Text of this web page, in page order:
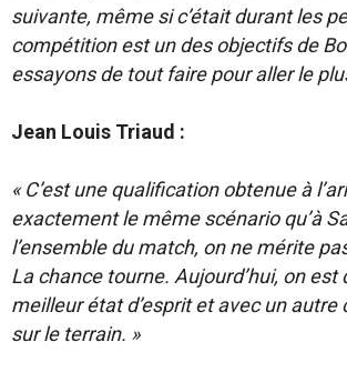
suivante, même si c’était durant les
compétition est un des objectifs de
essayons de tout faire pour aller le
Jean Louis Triaud :
« C’est une qualification obtenue à
exactement le même scénario qu’à
l’ensemble du match, on ne mérite
La chance tourne. Aujourd’hui, on est
meilleur état d’esprit et avec un
sur le terrain. »